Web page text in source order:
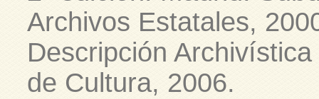
Archivos Estatales,
Descripción
de Cultura, 2006.